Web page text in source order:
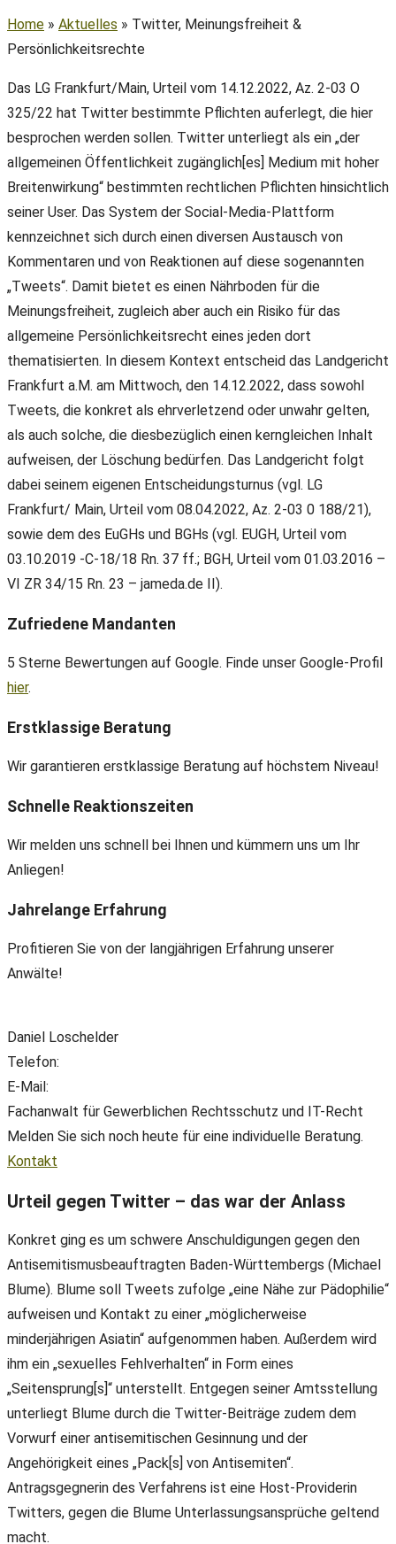
Home » Aktuelles » Twitter, Meinungsfreiheit &
Persönlichkeitsrechte
Das LG Frankfurt/Main, Urteil vom 14.12.2022, Az. 2-03 O
325/22 hat Twitter bestimmte Pflichten auferlegt, die hier
besprochen werden sollen. Twitter unterliegt als ein „der
allgemeinen Öffentlichkeit zugänglich[es] Medium mit hoher
Breitenwirkung“ bestimmten rechtlichen Pflichten hinsichtlich
seiner User. Das System der Social-Media-Plattform
kennzeichnet sich durch einen diversen Austausch von
Kommentaren und von Reaktionen auf diese sogenannten
„Tweets“. Damit bietet es einen Nährboden für die
Meinungsfreiheit, zugleich aber auch ein Risiko für das
allgemeine Persönlichkeitsrecht eines jeden dort
thematisierten. In diesem Kontext entscheid das Landgericht
Frankfurt a.M. am Mittwoch, den 14.12.2022, dass sowohl
Tweets, die konkret als ehrverletzend oder unwahr gelten,
als auch solche, die diesbezüglich einen kerngleichen Inhalt
aufweisen, der Löschung bedürfen. Das Landgericht folgt
dabei seinem eigenen Entscheidungsturnus (vgl. LG
Frankfurt/ Main, Urteil vom 08.04.2022, Az. 2-03 0 188/21),
sowie dem des EuGHs und BGHs (vgl. EUGH, Urteil vom
03.10.2019 -C-18/18 Rn. 37 ff.; BGH, Urteil vom 01.03.2016 –
VI ZR 34/15 Rn. 23 – jameda.de II).
Zufriedene Mandanten
5 Sterne Bewertungen auf Google. Finde unser Google-Profil
hier.
Erstklassige Beratung
Wir garantieren erstklassige Beratung auf höchstem Niveau!
Schnelle Reaktionszeiten
Wir melden uns schnell bei Ihnen und kümmern uns um Ihr
Anliegen!
Jahrelange Erfahrung
Profitieren Sie von der langjährigen Erfahrung unserer
Anwälte!
Daniel Loschelder
Telefon:
E-Mail:
Fachanwalt für Gewerblichen Rechtsschutz und IT-Recht
Melden Sie sich noch heute für eine individuelle Beratung.
Kontakt
Urteil gegen Twitter – das war der Anlass
Konkret ging es um schwere Anschuldigungen gegen den
Antisemitismusbeauftragten Baden-Württembergs (Michael
Blume). Blume soll Tweets zufolge „eine Nähe zur Pädophilie“
aufweisen und Kontakt zu einer „möglicherweise
minderjährigen Asiatin“ aufgenommen haben. Außerdem wird
ihm ein „sexuelles Fehlverhalten“ in Form eines
„Seitensprung[s]“ unterstellt. Entgegen seiner Amtsstellung
unterliegt Blume durch die Twitter-Beiträge zudem dem
Vorwurf einer antisemitischen Gesinnung und der
Angehörigkeit eines „Pack[s] von Antisemiten“.
Antragsgegnerin des Verfahrens ist eine Host-Providerin
Twitters, gegen die Blume Unterlassungsansprüche geltend
macht.